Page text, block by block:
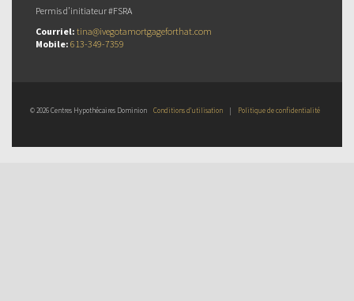
Permis d’initiateur #FSRA
Courriel: tina@ivegotamortgageforthat.com
Mobile: 613-349-7359
© 2026 Centres Hypothécaires Dominion Conditions d’utilisation | Politique de confidentialité